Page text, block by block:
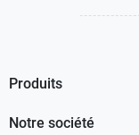
Produits
Notre société